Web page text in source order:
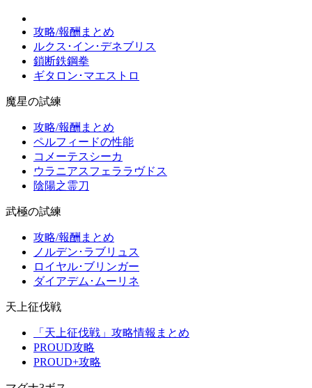
攻略/報酬まとめ
ルクス･イン･デネブリス
鎖断鉄鋼拳
ギタロン･マエストロ
魔星の試練
攻略/報酬まとめ
ペルフィードの性能
コメーテスシーカ
ウラニアスフェララヴドス
陰陽之霊刀
武極の試練
攻略/報酬まとめ
ノルデン･ラブリュス
ロイヤル･ブリンガー
ダイアデム･ムーリネ
天上征伐戦
「天上征伐戦」攻略情報まとめ
PROUD攻略
PROUD+攻略